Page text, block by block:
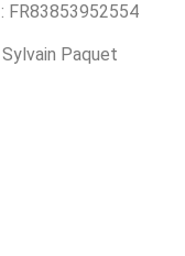
FR83853952554
Paquet